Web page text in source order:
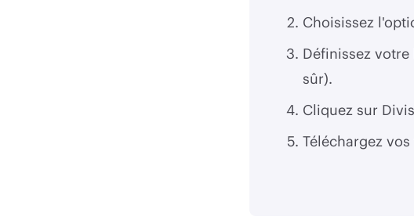
Choisissez
Définissez
sûr).
Cliquez sur
Téléchargez